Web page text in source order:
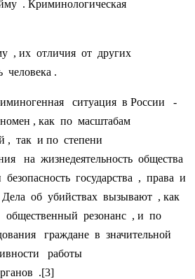
Криминологическая
, их отличия от других
человека .
ситуация в России -
, как по масштабам
, так и по степени
на жизнедеятельность общества
государства , права и
об убийствах вызывают , как
резонанс , и по
граждане в значительной
работы
.[3]